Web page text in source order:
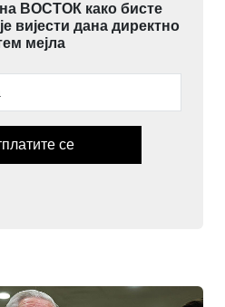
ВОСТОК како бисте
вијести дана директно
мејла
се